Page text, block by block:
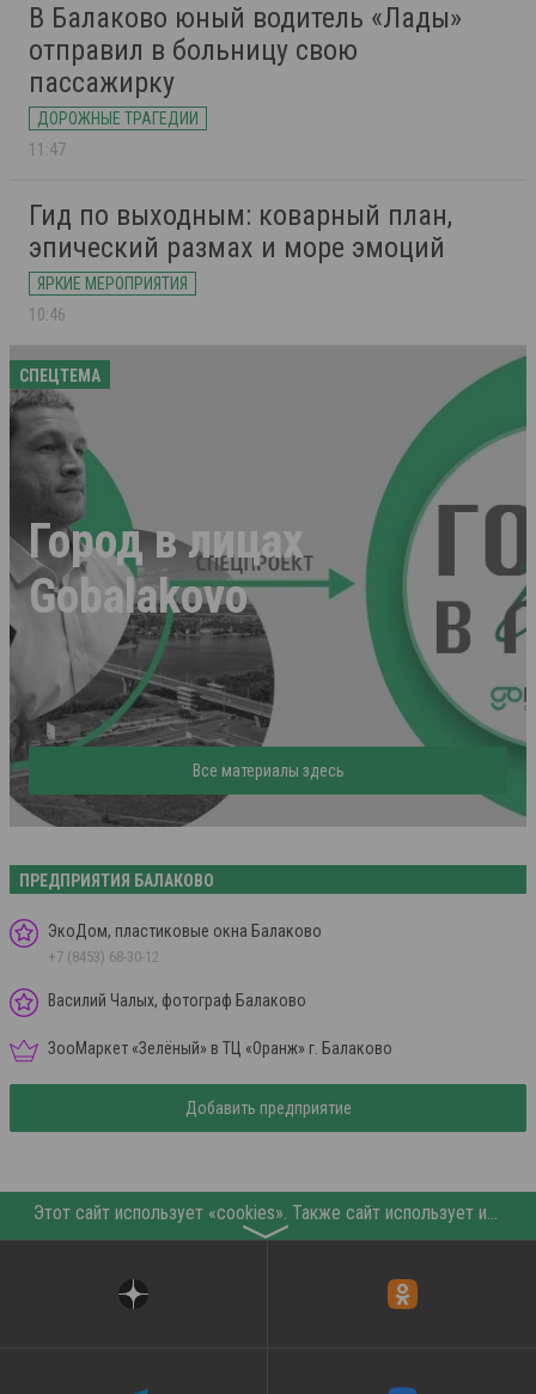
В Балаково юный водитель «Лады»
отправил в больницу свою
пассажирку
ДОРОЖНЫЕ ТРАГЕДИИ
11:47
Гид по выходным: коварный план,
эпический размах и море эмоций
ЯРКИЕ МЕРОПРИЯТИЯ
10:46
СПЕЦТЕМА
Город в лицах
Gobalakovo
Все материалы здесь
ПРЕДПРИЯТИЯ БАЛАКОВО
ЭкоДом, пластиковые окна Балаково
+7 (8453) 68-30-12
Василий Чалых, фотограф Балаково
ЗооМаркет «Зелёный» в ТЦ «Оранж» г. Балаково
Добавить предприятие
〉